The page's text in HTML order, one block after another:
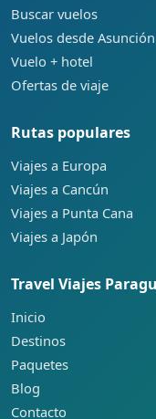
Buscar vuelos
Vuelos desde Asunción
Vuelo + hotel
Ofertas de viaje
Rutas populares
Viajes a Europa
Viajes a Cancún
Viajes a Punta Cana
Viajes a Japón
Travel Viajes
Inicio
Destinos
Paquetes
Blog
Contacto